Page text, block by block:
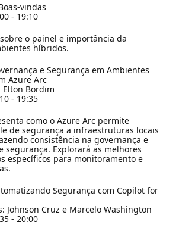
vindas
- 19:10
o painel e importância da
híbridos.
e Segurança em Ambientes
Azure Arc
Elton Bordim
- 19:35
como o Azure Arc permite
de segurança a infraestruturas locais
consistência na governança e
segurança. Explorará as melhores
específicos para monitoramento e
Segurança com Copilot for
Johnson Cruz e Marcelo Washington
- 20:00